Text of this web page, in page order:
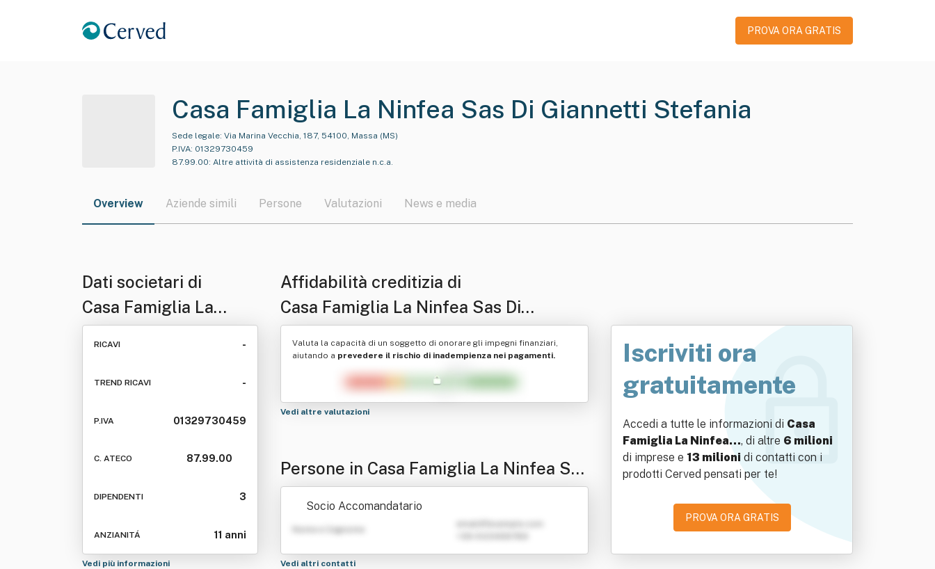
PROVA ORA GRATIS
Casa Famiglia La Ninfea Sas Di Giannetti Stefania
Sede legale: Via Marina Vecchia, 187, 54100, Massa (MS)
P.IVA: 01329730459
87.99.00: Altre attività di assistenza residenziale n.c.a.
Overview Aziende simili Persone Valutazioni News e media
Dati societari di
Casa Famiglia La
Ninfea Sas Di
RICAVI -
TREND RICAVI -
P.IVA 01329730459
C. ATECO 87.99.00
DIPENDENTI 3
ANZIANITÁ 11 anni
Vedi più informazioni
Affidabilità creditizia di
Casa Famiglia La Ninfea Sas Di
Giannetti Stefania
Valuta la capacità di un soggetto di onorare gli impegni finanziari,
aiutando a prevedere il rischio di inadempienza nei pagamenti.
Vedi altre valutazioni
Persone in Casa Famiglia La Ninfea Sas
Di Giannetti Stefania
Socio Accomandatario
Nome e Cognome
Vedi altri contatti
Iscriviti ora
gratuitamente
Accedi a tutte le informazioni di Casa
Famiglia La Ninfea…, di altre 6 milioni
di imprese e 13 milioni di contatti con i
prodotti Cerved pensati per te!
PROVA ORA GRATIS